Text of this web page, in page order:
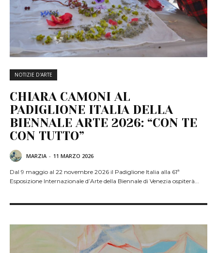
NOTIZIE D'ARTE
CHIARA CAMONI AL
PADIGLIONE ITALIA DELLA
BIENNALE ARTE 2026: “CON TE
CON TUTTO”
MARZIA - 11 MARZO 2026
Dal 9 maggio al 22 novembre 2026 il Padiglione Italia alla 61ª
Esposizione Internazionale d’Arte della Biennale di Venezia ospiterà...